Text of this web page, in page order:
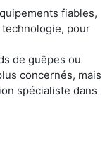
fiables,
pour
de guêpes ou
concernés, mais
spécialiste dans